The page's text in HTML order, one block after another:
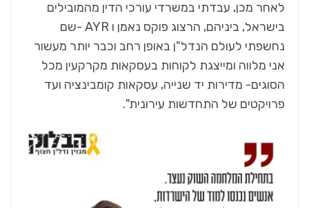
לאחר מכן, עבדתי במשרדי עורכי הדין מהמובילים
בישראל, ביניהם, הרצוג פוקס נאמן ו AYR -שם
נחשפתי לעולם הנדל"ן באופן רחב וכבר יותר מעשור
אני מלווה ומייצגת לקוחות בעסקאות מקרקעין מכל
הסוגים- מדירות יד שנייה, עסקאות קומבינציה ועד
פרויקטים של התחדשות עירונית".